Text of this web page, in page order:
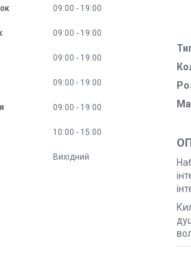
09:00 19:00
09:00 19:00
09:00 19:00
09:00 19:00
09:00 19:00
10:00 15:00
Вихідний